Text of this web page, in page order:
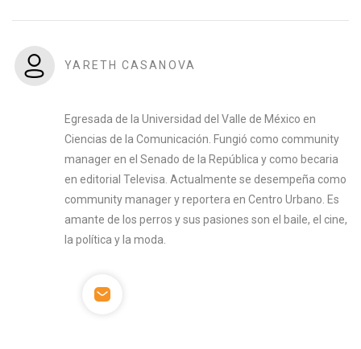
YARETH CASANOVA
Egresada de la Universidad del Valle de México en
Ciencias de la Comunicación. Fungió como community
manager en el Senado de la República y como becaria
en editorial Televisa. Actualmente se desempeña como
community manager y reportera en Centro Urbano. Es
amante de los perros y sus pasiones son el baile, el cine,
la política y la moda.